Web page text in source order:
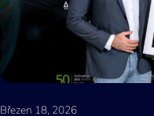
Březen 18, 2026